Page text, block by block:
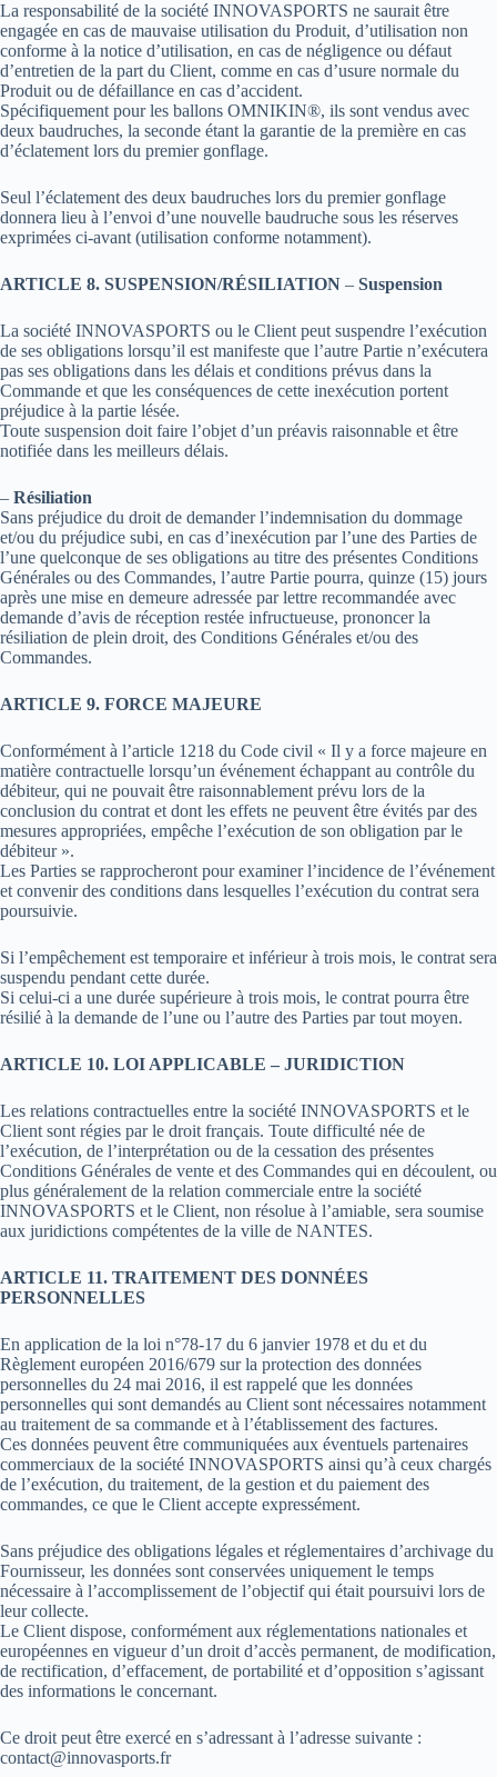
La responsabilité de la société INNOVASPORTS ne saurait être
engagée en cas de mauvaise utilisation du Produit, d’utilisation non
conforme à la notice d’utilisation, en cas de négligence ou défaut
d’entretien de la part du Client, comme en cas d’usure normale du
Produit ou de défaillance en cas d’accident.
Spécifiquement pour les ballons OMNIKIN®, ils sont vendus avec
deux baudruches, la seconde étant la garantie de la première en cas
d’éclatement lors du premier gonflage.
Seul l’éclatement des deux baudruches lors du premier gonflage
donnera lieu à l’envoi d’une nouvelle baudruche sous les réserves
exprimées ci-avant (utilisation conforme notamment).
ARTICLE 8. SUSPENSION/RÉSILIATION – Suspension
La société INNOVASPORTS ou le Client peut suspendre l’exécution
de ses obligations lorsqu’il est manifeste que l’autre Partie n’exécutera
pas ses obligations dans les délais et conditions prévus dans la
Commande et que les conséquences de cette inexécution portent
préjudice à la partie lésée.
Toute suspension doit faire l’objet d’un préavis raisonnable et être
notifiée dans les meilleurs délais.
– Résiliation
Sans préjudice du droit de demander l’indemnisation du dommage
et/ou du préjudice subi, en cas d’inexécution par l’une des Parties de
l’une quelconque de ses obligations au titre des présentes Conditions
Générales ou des Commandes, l’autre Partie pourra, quinze (15) jours
après une mise en demeure adressée par lettre recommandée avec
demande d’avis de réception restée infructueuse, prononcer la
résiliation de plein droit, des Conditions Générales et/ou des
Commandes.
ARTICLE 9. FORCE MAJEURE
Conformément à l’article 1218 du Code civil « Il y a force majeure en
matière contractuelle lorsqu’un événement échappant au contrôle du
débiteur, qui ne pouvait être raisonnablement prévu lors de la
conclusion du contrat et dont les effets ne peuvent être évités par des
mesures appropriées, empêche l’exécution de son obligation par le
débiteur ».
Les Parties se rapprocheront pour examiner l’incidence de l’événement
et convenir des conditions dans lesquelles l’exécution du contrat sera
poursuivie.
Si l’empêchement est temporaire et inférieur à trois mois, le contrat sera
suspendu pendant cette durée.
Si celui-ci a une durée supérieure à trois mois, le contrat pourra être
résilié à la demande de l’une ou l’autre des Parties par tout moyen.
ARTICLE 10. LOI APPLICABLE – JURIDICTION
Les relations contractuelles entre la société INNOVASPORTS et le
Client sont régies par le droit français. Toute difficulté née de
l’exécution, de l’interprétation ou de la cessation des présentes
Conditions Générales de vente et des Commandes qui en découlent, ou
plus généralement de la relation commerciale entre la société
INNOVASPORTS et le Client, non résolue à l’amiable, sera soumise
aux juridictions compétentes de la ville de NANTES.
ARTICLE 11. TRAITEMENT DES DONNÉES
PERSONNELLES
En application de la loi n°78-17 du 6 janvier 1978 et du et du
Règlement européen 2016/679 sur la protection des données
personnelles du 24 mai 2016, il est rappelé que les données
personnelles qui sont demandés au Client sont nécessaires notamment
au traitement de sa commande et à l’établissement des factures.
Ces données peuvent être communiquées aux éventuels partenaires
commerciaux de la société INNOVASPORTS ainsi qu’à ceux chargés
de l’exécution, du traitement, de la gestion et du paiement des
commandes, ce que le Client accepte expressément.
Sans préjudice des obligations légales et réglementaires d’archivage du
Fournisseur, les données sont conservées uniquement le temps
nécessaire à l’accomplissement de l’objectif qui était poursuivi lors de
leur collecte.
Le Client dispose, conformément aux réglementations nationales et
européennes en vigueur d’un droit d’accès permanent, de modification,
de rectification, d’effacement, de portabilité et d’opposition s’agissant
des informations le concernant.
Ce droit peut être exercé en s’adressant à l’adresse suivante :
contact@innovasports.fr